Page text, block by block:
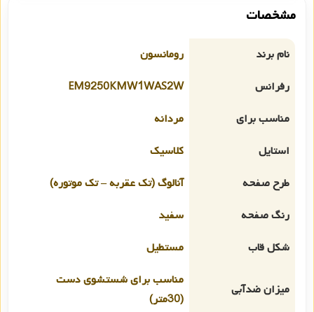
مشخصات
نام برند
رومانسون
رفرانس
EM9250KMW1WAS2W
مناسب برای
مردانه
استایل
کلاسیک
طرح صفحه
آنالوگ (تک عقربه – تک موتوره)
رنگ صفحه
سفید
شکل قاب
مستطیل
میزان ضدآبی
مناسب برای شستشوی دست
(30متر)